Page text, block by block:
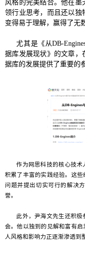
风格的完美结合。他在墨
领行业思考，而且还以独
变得易于理解，赢得了无
尤其是《从DB-
据库发展现状》的文章，
据库的发展提供了重要的
作为网思科技的核心技术
积累了丰富的实践经验。这
问题并提出切实可行的解决
誉。
此外，尹海文先生还积
会。他以独到的见解和富有
人风格和影响力正逐渐渗透到